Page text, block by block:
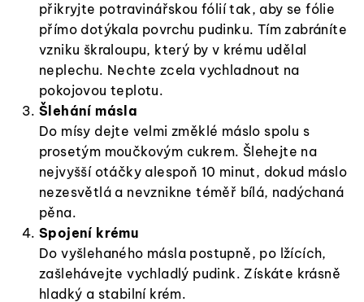
přikryjte potravinářskou fólií tak, aby se fólie
přímo dotýkala povrchu pudinku. Tím zabráníte
vzniku škraloupu, který by v krému udělal
neplechu. Nechte zcela vychladnout na
pokojovou teplotu.
Šlehání másla
Do mísy dejte velmi změklé máslo spolu s
prosetým moučkovým cukrem. Šlehejte na
nejvyšší otáčky alespoň 10 minut, dokud máslo
nezesvětlá a nevznikne téměř bílá, nadýchaná
pěna.
Spojení krému
Do vyšlehaného másla postupně, po lžících,
zašlehávejte vychladlý pudink. Získáte krásně
hladký a stabilní krém.